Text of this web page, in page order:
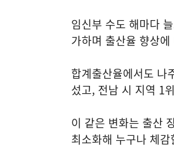
임신부 수도 해마다
가하며 출산율 향상
합계출산율에서도
섰고, 전남 시 지역 1
이 같은 변화는 출산
최소화해 누구나 체